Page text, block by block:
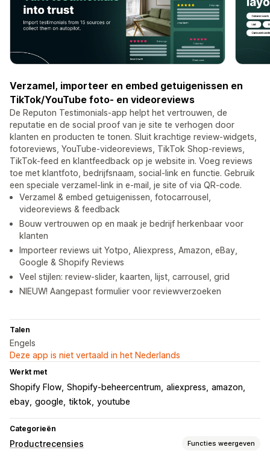
Verzamel, importeer en embed getuigenissen en
TikTok/YouTube foto- en videoreviews
De Reputon Testimonials-app helpt het vertrouwen, de
reputatie en de social proof van je site te verhogen door
klanten en producten te tonen. Sluit krachtige review-widgets,
fotoreviews, YouTube-videoreviews, TikTok Shop-reviews,
TikTok-feed en klantfeedback op je website in. Voeg reviews
toe met klantfoto, bedrijfsnaam, social-link en functie. Gebruik
een speciale verzamel-link in e-mail, je site of via QR-code.
Verzamel & embed getuigenissen, fotocarrousel,
videoreviews & feedback
Bouw vertrouwen op en maak je bedrijf herkenbaar voor
klanten
Importeer reviews uit Yotpo, Aliexpress, Amazon, eBay,
Google & Shopify Reviews
Veel stijlen: review-slider, kaarten, lijst, carrousel, grid
NIEUW! Aangepast formulier voor reviewverzoeken
Talen
Engels
Deze app is niet vertaald in het Nederlands
Werkt met
Shopify Flow Shopify-beheercentrum aliexpress amazon
ebay google tiktok youtube
Categorieën
Productrecensies Functies weergeven